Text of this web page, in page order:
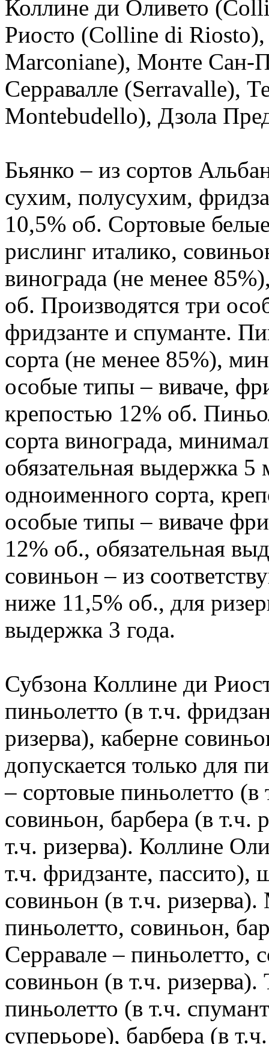
Коллине ди Оливето
Риосто (Colline di
Marconiane), Монте Сан-
Серравалле (Serravalle),
Montebudello), Дзола
Бьянко – из сортов
сухим, полусухим,
10,5% об. Сортовые
рислинг италико,
винограда (не менее
об. Производятся три
фридзанте и спуманте.
сорта (не менее 85%),
особые типы – виваче,
крепостью 12% об.
сорта винограда,
обязательная выдержка 5
одноименного сорта,
особые типы – виваче
12% об., обязательная
совиньон – из
ниже 11,5% об., для
выдержка 3 года.
Субзона Коллине ди
пиньолетто (в т.ч.
ризерва), каберне
допускается только для
– сортовые пиньолетто (в
совиньон, барбера (в т.ч.
т.ч. ризерва). Коллине
т.ч. фридзанте, пассито),
совиньон (в т.ч.
пиньолетто, совиньон,
Серравале – пиньолетто,
совиньон (в т.ч.
пиньолетто (в т.ч.
суперьоре), барбера (в